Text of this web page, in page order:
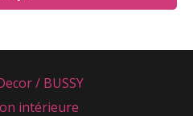
/ BUSSY
intérieure